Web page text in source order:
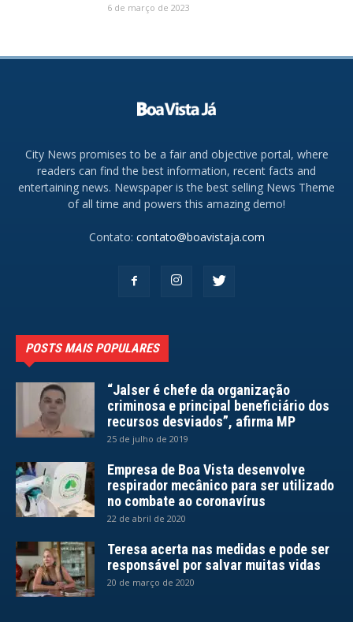
6 de março de 2023
City News promises to be a fair and objective portal, where
readers can find the best information, recent facts and
entertaining news. Newspaper is the best selling News Theme
of all time and powers this amazing demo!
Contato: contato@boavistaja.com
POSTS MAIS POPULARES
“Jalser é chefe da organização
criminosa e principal beneficiário dos
recursos desviados”, afirma MP
25 de julho de 2019
Empresa de Boa Vista desenvolve
respirador mecânico para ser utilizado
no combate ao coronavírus
22 de abril de 2020
Teresa acerta nas medidas e pode ser
responsável por salvar muitas vidas
20 de março de 2020